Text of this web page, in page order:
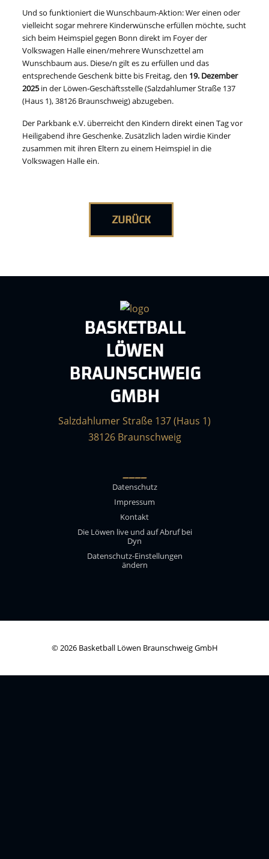
Und so funktioniert die Wunschbaum-Aktion: Wer einen oder
vielleicht sogar mehrere Kinderwünsche erfüllen möchte, sucht
sich beim Heimspiel gegen Bonn direkt im Foyer der
Volkswagen Halle einen/mehrere Wunschzettel am
Wunschbaum aus. Diese/n gilt es zu erfüllen und das
entsprechende Geschenk bitte bis Freitag, den 19. Dezember
2025in der Löwen-Geschäftsstelle (Salzdahlumer Straße 137
(Haus 1), 38126 Braunschweig) abzugeben.
Der Parkbank e.V. überreicht den Kindern direkt einen Tag vor
Heiligabend ihre Geschenke. Zusätzlich laden wirdie Kinder
zusammen mit ihren Eltern zu einem Heimspiel in die
Volkswagen Halle ein.
ZURÜCK
BASKETBALL
LÖWEN
BRAUNSCHWEIG
GMBH
Salzdahlumer Straße 137 (Haus 1)
38126 Braunschweig
____
Datenschutz
Impressum
Kontakt
Die Löwen live und auf Abruf bei
Dyn
Datenschutz-Einstellungen
ändern
© 2026 Basketball Löwen Braunschweig GmbH